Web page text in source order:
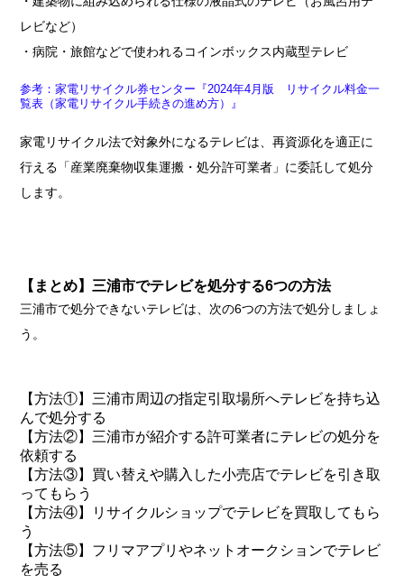
レビなど）
・病院・旅館などで使われるコインボックス内蔵型テレビ
参考：家電リサイクル券センター『2024年4月版 リサイクル料金一
覧表（家電リサイクル手続きの進め方）』
家電リサイクル法で対象外になるテレビは、再資源化を適正に
行える「産業廃棄物収集運搬・処分許可業者」に委託して処分
します。
【まとめ】三浦市でテレビを処分する6つの方法
三浦市で処分できないテレビは、次の6つの方法で処分しましょ
う。
【方法①】三浦市周辺の指定引取場所へテレビを持ち込
んで処分する
【方法②】三浦市が紹介する許可業者にテレビの処分を
依頼する
【方法③】買い替えや購入した小売店でテレビを引き取
ってもらう
【方法④】リサイクルショップでテレビを買取してもら
う
【方法⑤】フリマアプリやネットオークションでテレビ
を売る